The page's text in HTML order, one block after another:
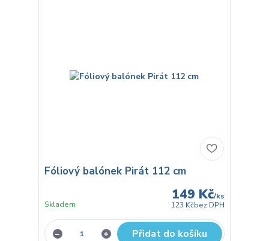
Fóliový balónek Pirát 112 cm
149 Kč/ks
123 Kčbez DPH
Skladem
Přidat do košíku